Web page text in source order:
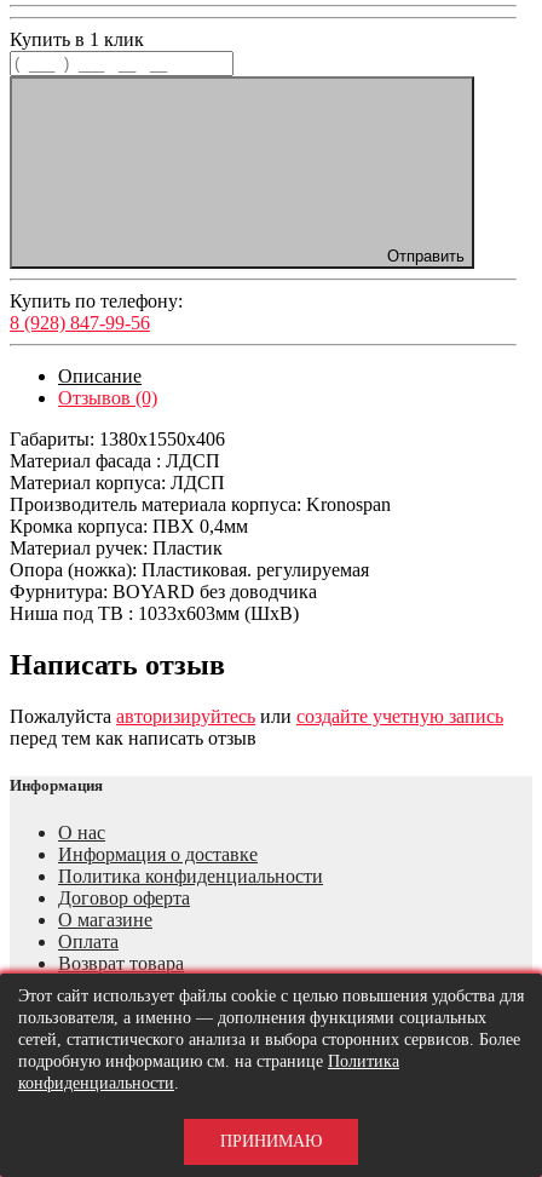
Купить в 1 клик
Отправить
Купить по телефону:
8 (928) 847-99-56
Описание
Отзывов (0)
Габариты: 1380х1550х406
Материал фасада : ЛДСП
Материал корпуса: ЛДСП
Производитель материала корпуса: Kronospan
Кромка корпуса: ПВХ 0,4мм
Материал ручек: Пластик
Опора (ножка): Пластиковая. регулируемая
Фурнитура: BOYARD без доводчика
Ниша под ТВ : 1033х603мм (ШхВ)
Написать отзыв
Пожалуйста авторизируйтесь или создайте учетную запись
перед тем как написать отзыв
Информация
О нас
Информация о доставке
Политика конфиденциальности
Договор оферта
О магазине
Оплата
Возврат товара
Дополнительно
Личный кабинет
История заказов
Производитель
Подарочные сертификаты
Партнёрская программа
Этот сайт использует файлы cookie с целью повышения удобства для
пользователя, а именно — дополнения функциями социальных
сетей, статистического анализа и выбора сторонних сервисов. Более
подробную информацию см. на странице Политика
конфиденциальности.
ПРИНИМАЮ